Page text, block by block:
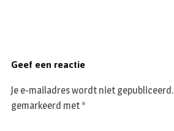
Geef een reactie
Je e-mailadres wordt niet gepubliceerd.
gemarkeerd met *